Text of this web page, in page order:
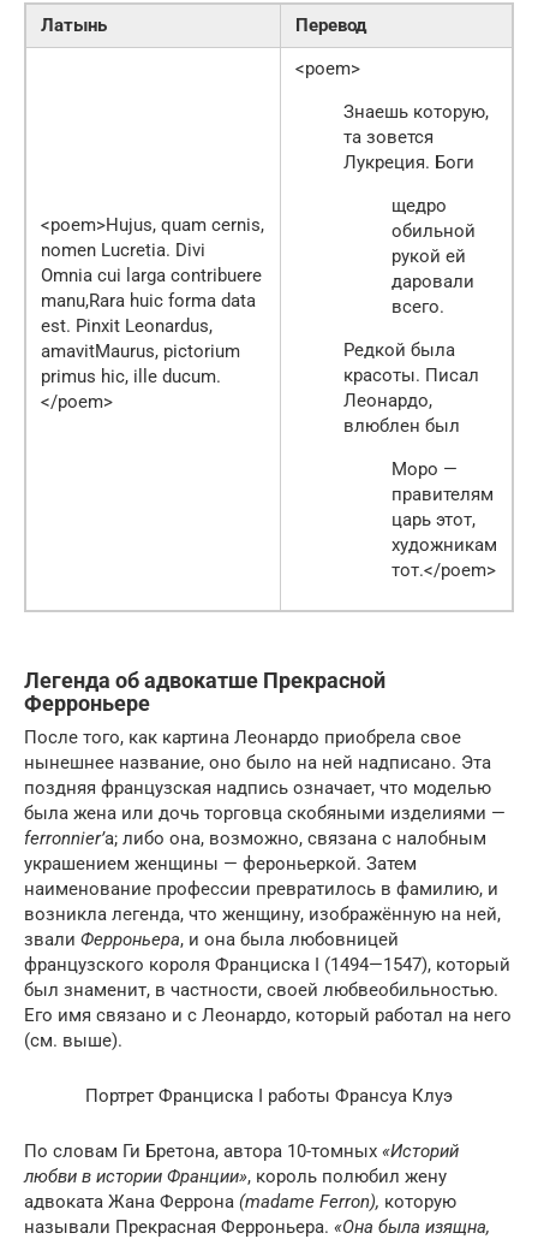
Латынь Перевод
<poem>Hujus, quam cernis,
nomen Lucretia. Divi
Omnia cui larga contribuere
manu,Rara huic forma data
est. Pinxit Leonardus,
amavitMaurus, pictorium
primus hic, ille ducum.
</poem>
<poem>
Знаешь которую,
та зовется
Лукреция. Боги
щедро
обильной
рукой ей
даровали
всего.
Редкой была
красоты. Писал
Леонардо,
влюблен был
Моро —
правителям
царь этот,
художникам
тот.</poem>
Легенда об адвокатше Прекрасной
Ферроньере
После того, как картина Леонардо приобрела свое
нынешнее название, оно было на ней надписано. Эта
поздняя французская надпись означает, что моделью
была жена или дочь торговца скобяными изделиями —
ferronnier’а; либо она, возможно, связана с налобным
украшением женщины — фероньеркой. Затем
наименование профессии превратилось в фамилию, и
возникла легенда, что женщину, изображённую на ней,
звали Ферроньера, и она была любовницей
французского короля Франциска I (1494—1547), который
был знаменит, в частности, своей любвеобильностью.
Его имя связано и с Леонардо, который работал на него
(см. выше).
Портрет Франциска I работы Франсуа Клуэ
По словам Ги Бретона, автора 10-томных «Историй
любви в истории Франции», король полюбил жену
адвоката Жана Феррона (madame Ferron), которую
называли Прекрасная Ферроньера. «Она была изящна,